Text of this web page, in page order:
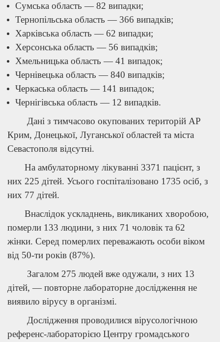
Сумська область — 82 випадки;
Тернопільська область — 366 випадків;
Харківська область — 62 випадки;
Херсонська область — 56 випадків;
Хмельницька область — 41 випадок;
Чернівецька область — 840 випадків;
Черкаська область — 141 випадок;
Чернігівська область — 12 випадків.
Дані з тимчасово окупованих територій АР
Крим, Донецької, Луганської областей та міста
Севастополя відсутні.
На амбулаторному лікуванні 3371 пацієнт, з
них 225 дітей. Усього госпіталізовано 1735 осіб, з
них 77 дітей.
Внаслідок ускладнень, викликаних хворобою,
померли 133 людини, з них 71 чоловік та 62
жінки. Серед померлих переважають особи віком
від 50-ти років (87%).
Загалом 275 людей вже одужали, з них 13
дітей, — повторне лабораторне дослідження не
виявило вірусу в організмі.
Дослідження проводилися вірусологічною
референс-лабораторією Центру громадського